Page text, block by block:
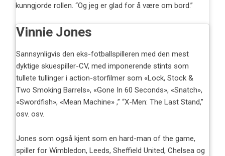
kunngjorde rollen. “Og jeg er glad for å være om bord.”
Vinnie Jones
Sannsynligvis den eks-fotballspilleren med den mest
dyktige skuespiller-CV, med imponerende stints som
tullete tullinger i action-storfilmer som «Lock, Stock &
Two Smoking Barrels», «Gone In 60 Seconds», «Snatch»,
«Swordfish», «Mean Machine» ,” “X-Men: The Last Stand,”
osv. osv.
Jones som også kjent som en hard-man of the game,
spiller for Wimbledon, Leeds, Sheffield United, Chelsea og